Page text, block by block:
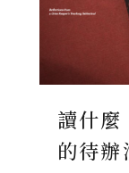
讀什麼
的待辦